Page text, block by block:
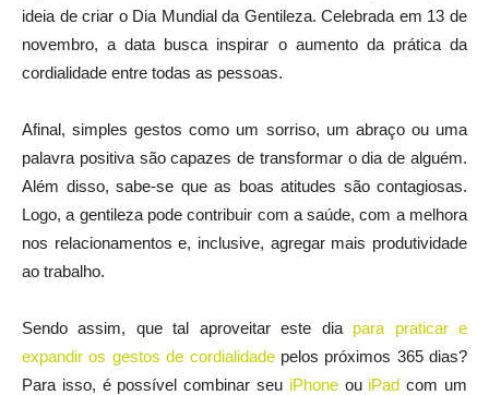
ideia de criar o Dia Mundial da Gentileza. Celebrada em 13 de
novembro, a data busca inspirar o aumento da prática da
cordialidade entre todas as pessoas.
Afinal, simples gestos como um sorriso, um abraço ou uma
palavra positiva são capazes de transformar o dia de alguém.
Além disso, sabe-se que as boas atitudes são contagiosas.
Logo, a gentileza pode contribuir com a saúde, com a melhora
nos relacionamentos e, inclusive, agregar mais produtividade
ao trabalho.
Sendo assim, que tal aproveitar este dia para praticar e
expandir os gestos de cordialidadepelos próximos 365 dias?
Para isso, é possível combinar seu iPhoneou iPad com um